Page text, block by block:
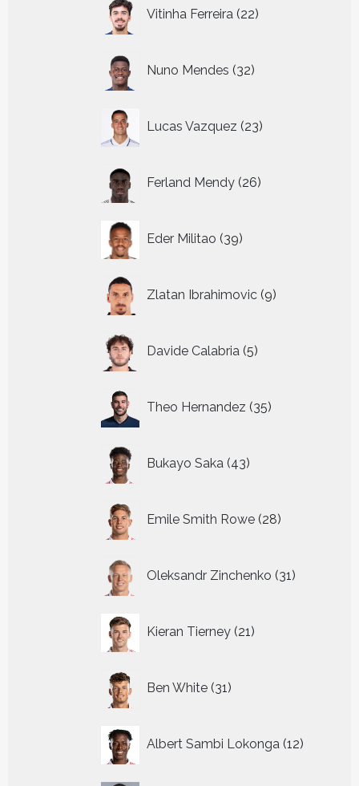
Vitinha Ferreira 22
producten
Nuno Mendes 32
producten
Lucas Vazquez 23
producten
Ferland Mendy 26
producten
Eder Militao 39
producten
Zlatan Ibrahimovic 9
producten
Davide Calabria 5
producten
Theo Hernandez 35
producten
Bukayo Saka 43
producten
Emile Smith Rowe 28
producten
Oleksandr Zinchenko 31
producten
Kieran Tierney 21
producten
Ben White 31
producten
Albert Sambi Lokonga 12